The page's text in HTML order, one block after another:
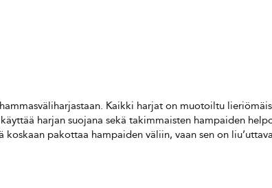
Kaikki harjat on muotoiltu
harjan suojana sekä takimmaisten hampaiden
pakottaa hampaiden väliin, vaan sen on